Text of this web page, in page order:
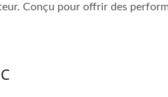
Conçu pour offrir des